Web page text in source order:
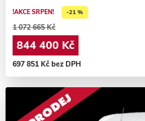
!AKCE SRPEN! -21 %
1 072 665 Kč
844 400 Kč
697 851 Kč bez DPH